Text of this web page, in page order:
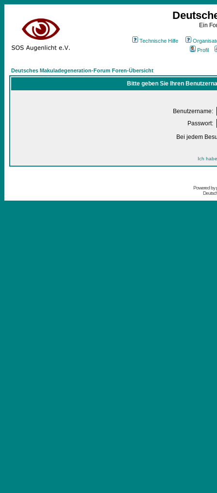
Ein
Technische Hilfe
Profil
Deutsches Makuladegeneration-Forum Foren-Übersicht
Bitte geben Sie Ihren
Benutzername:
Passwort:
Bei jedem
Ich
Powered by